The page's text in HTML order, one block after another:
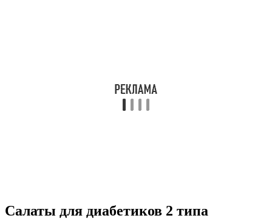
Салаты для диабетиков 2 типа